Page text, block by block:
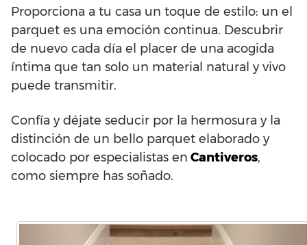
Proporciona a tu casa un toque de estilo: un el
parquet es una emoción continua. Descubrir
de nuevo cada día el placer de una acogida
íntima que tan solo un material natural y vivo
puede transmitir.
Confía y déjate seducir por la hermosura y la
distinción de un bello parquet elaborado y
colocado por especialistas en Cantiveros,
como siempre has soñado.